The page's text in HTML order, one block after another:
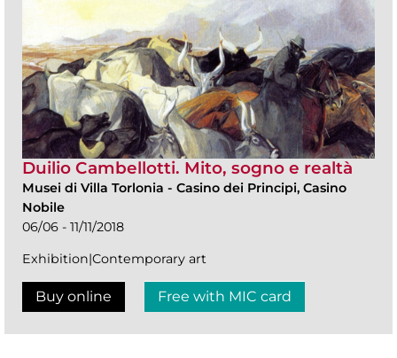
Duilio Cambellotti. Mito, sogno e realtà
Musei di Villa Torlonia - Casino dei Principi, Casino
Nobile
06/06 - 11/11/2018
Exhibition|Contemporary art
Buy online Free with MIC card